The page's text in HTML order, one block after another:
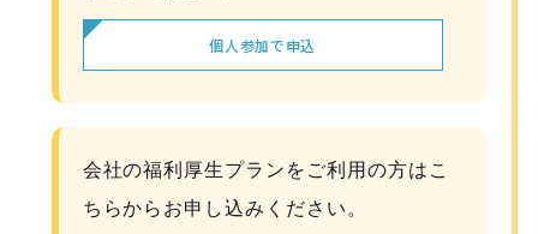
個人参加で申込
会社の福利厚生プランをご利用の方はこ
ちらからお申し込みください。